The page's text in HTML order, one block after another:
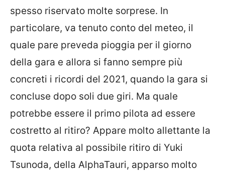
spesso riservato molte sorprese. In
particolare, va tenuto conto del meteo, il
quale pare preveda pioggia per il giorno
della gara e allora si fanno sempre più
concreti i ricordi del 2021, quando la gara si
concluse dopo soli due giri. Ma quale
potrebbe essere il primo pilota ad essere
costretto al ritiro? Appare molto allettante la
quota relativa al possibile ritiro di Yuki
Tsunoda, della AlphaTauri, apparso molto